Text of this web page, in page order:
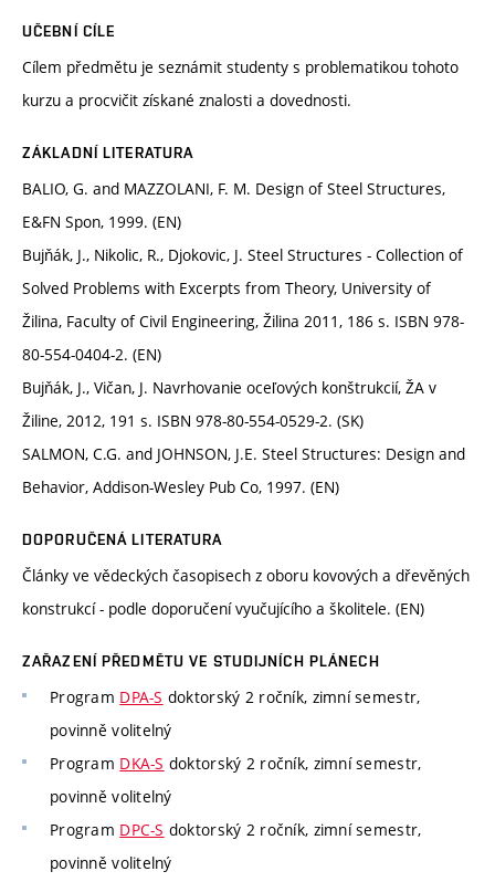
UČEBNÍ CÍLE
Cílem předmětu je seznámit studenty s problematikou tohoto
kurzu a procvičit získané znalosti a dovednosti.
ZÁKLADNÍ LITERATURA
BALIO, G. and MAZZOLANI, F. M. Design of Steel Structures,
E&FN Spon, 1999. (EN)
Bujňák, J., Nikolic, R., Djokovic, J. Steel Structures - Collection of
Solved Problems with Excerpts from Theory, University of
Žilina, Faculty of Civil Engineering, Žilina 2011, 186 s. ISBN 978-
80-554-0404-2. (EN)
Bujňák, J., Vičan, J. Navrhovanie oceľových konštrukcií, ŽA v
Žiline, 2012, 191 s. ISBN 978-80-554-0529-2. (SK)
SALMON, C.G. and JOHNSON, J.E. Steel Structures: Design and
Behavior, Addison-Wesley Pub Co, 1997. (EN)
DOPORUČENÁ LITERATURA
Články ve vědeckých časopisech z oboru kovových a dřevěných
konstrukcí - podle doporučení vyučujícího a školitele. (EN)
ZAŘAZENÍ PŘEDMĚTU VE STUDIJNÍCH PLÁNECH
Program DPA-S doktorský 2 ročník, zimní semestr,
povinně volitelný
Program DKA-S doktorský 2 ročník, zimní semestr,
povinně volitelný
Program DPC-S doktorský 2 ročník, zimní semestr,
povinně volitelný